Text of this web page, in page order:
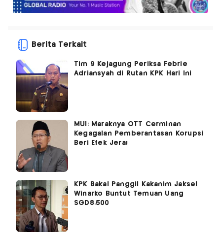
Berita Terkait
Tim 9 Kejagung Periksa Febrie
Adriansyah di Rutan KPK Hari Ini
MUI: Maraknya OTT Cerminan
Kegagalan Pemberantasan Korupsi
Beri Efek Jera!
KPK Bakal Panggil Kakanim Jaksel
Winarko Buntut Temuan Uang
SGD8.500